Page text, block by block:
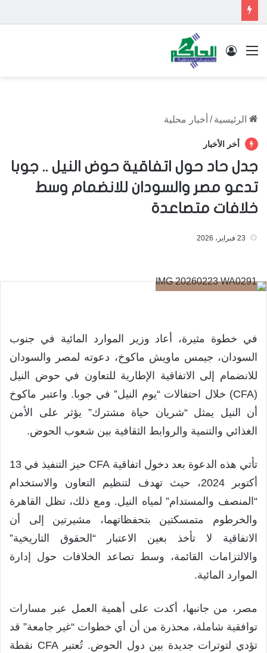
القائمة تسجيل الدخول
الرئيسية / أخبار محلية
أخر الأخبار
جدل حاد حول اتفاقية حوض النيل .. جوبا
تدعو مصر والسودان للانضمام وسط
خلافات متصاعدة
23 فبراير، 2026
في خطوة مثيرة، أعاد وزير الموارد المائية في جنوب
السودان، جيمس ماويش ماكوخ، دعوته لمصر والسودان
للانضمام إلى الاتفاقية الإطارية للتعاون في حوض النيل
(CFA) خلال احتفالات “يوم النيل” في جوبا. واعتبر ماكوخ
أن النيل يمثل “شريان حياة مشترك” يؤثر على الأمن
الغذائي والتنمية والروابط الثقافية بين شعوب الحوض.
تأتي هذه الدعوة بعد دخول اتفاقية CFA حيز التنفيذ في 13
أكتوبر 2024، حيث تهدف لتنظيم التعاون والاستخدام
“المنصف والمستدام” لمياه النيل. ومع ذلك، تظل القاهرة
والخرطوم متمسكتين بتحفظاتهما، مشيرتين إلى أن
الاتفاقية لا تأخذ بعين الاعتبار “الحقوق التاريخية”
والالتزامات القائمة، وسط تصاعد الخلافات حول إدارة
الموارد المائية.
مصر، من جانبها، أكدت على أهمية العمل عبر مسارات
توافقية شاملة، محذرة من أن أي خطوات “غير جامعة” قد
تؤدي لتوترات جديدة بين دول الحوض. تُعتبر CFA نقطة